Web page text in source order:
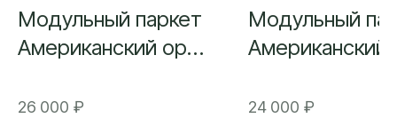
Модульный паркет
Американский орех
26 000 ₽
Модульный
Американский
24 000 ₽